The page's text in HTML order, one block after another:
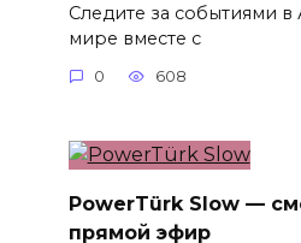
Следите за событиями в
мире вместе с
0 608
PowerTürk Slow —
прямой эфир